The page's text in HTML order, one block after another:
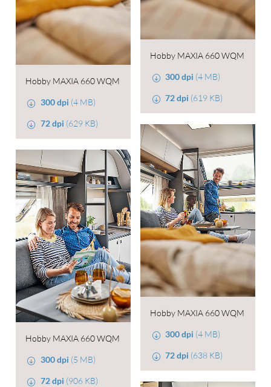
Hobby MAXIA 660 WQM
300 dpi (4 MB)
72 dpi (619 KB)
Hobby MAXIA 660 WQM
300 dpi (4 MB)
72 dpi (629 KB)
Hobby MAXIA 660 WQM
300 dpi (4 MB)
72 dpi (638 KB)
Hobby MAXIA 660 WQM
300 dpi (5 MB)
72 dpi (906 KB)